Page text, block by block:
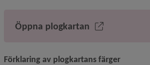
Öppna plogkartan
Förklaring av plogkartans färger